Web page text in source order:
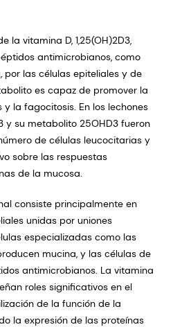
la vitamina D, 1,25(OH)2D3,
antimicrobianos, como
las células epiteliales y de
es capaz de promover la
la fagocitosis. En los lechones
y su metabolito 25OHD3 fueron
de células leucocitarias y
sobre las respuestas
de la mucosa.
consiste principalmente en
unidas por uniones
especializadas como las
mucina, y las células de
antimicrobianos. La vitamina
roles significativos en el
de la función de la
la expresión de las proteínas